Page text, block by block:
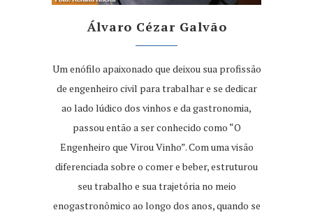
Álvaro Cézar Galvão
Um enófilo apaixonado que deixou sua profissão
de engenheiro civil para trabalhar e se dedicar
ao lado lúdico dos vinhos e da gastronomia,
passou então a ser conhecido como “O
Engenheiro que Virou Vinho”. Com uma visão
diferenciada sobre o comer e beber, estruturou
seu trabalho e sua trajetória no meio
enogastronômico ao longo dos anos, quando se